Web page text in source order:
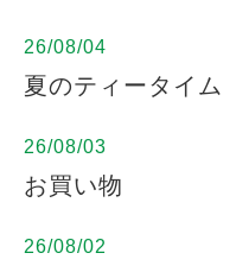
26/08/04
夏のティータイム
26/08/03
お買い物
26/08/02